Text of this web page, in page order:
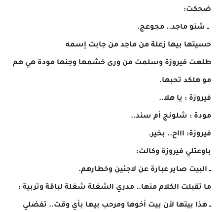
​ضحكت:
ــ شنو ماجد.. مجوعج.
حسيتها بيها زعلة من ماجد من جابت إسمه
طلعت فيروزة وسلمت من ورى خشمها وجنها مودة هي هم
مو هلكد تحبها.
فيروزة : يا هلا..
مودة : شلونج أم سند..
فيروزة: اااح.. بخير.
​باوعتلي فيروزة وكالت:
ــ البيت صاير عبارة عن لاجئين وخطارهم.
ما تقبلت الكلام منها.. مدري الشغلة شغلة لباقة وتربية :
ــ هذا بيتها لأن بيت أخوها ومرحب بيها بأي وقت.. تفضلي